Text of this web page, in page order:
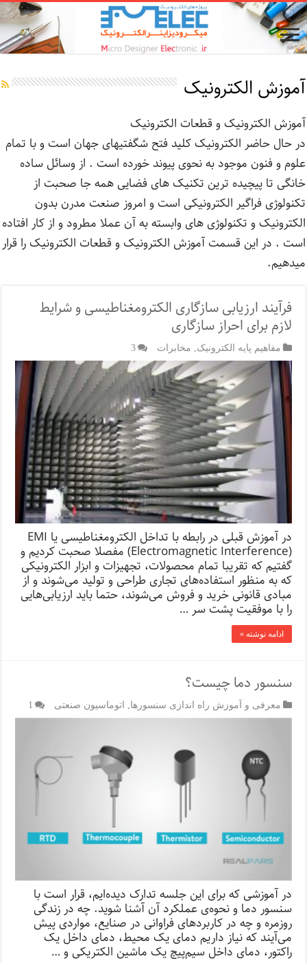
آموزش الکترونیک
آموزش الکترونیک و قطعات الکترونیک
در حال حاضر الکترونیک کلید فتح شگفتیهای جهان است و با تمام
علوم و فنون موجود به نحوی پیوند خورده است . از وسائل ساده
خانگی تا پیچیده ترین تکنیک های فضایی همه جا صحبت از
تکنولوژی فراگیر الکترونیکی است و امروز صنعت مدرن بدون
الکترونیک و تکنولوژی های وابسته به آن عملا مطرود و از کار افتاده
است . در این قسمت آموزش الکترونیک و قطعات الکترونیک را قرار
میدهیم.
فرآیند ارزیابی سازگاری الکترومغناطیسی و شرایط
لازم برای احراز سازگاری
مفاهیم پایه الکترونیک مخابرات 3
در آموزش قبلی در رابطه با تداخل الکترومغناطیسی یا EMI
(Electromagnetic Interference) مفصلا صحبت کردیم و
گفتیم که تقریبا تمام محصولات، تجهیزات و ابزار الکترونیکی
که به منظور استفاده‌های تجاری طراحی و تولید می‌شوند و از
مبادی قانونی خرید و فروش می‌شوند، حتما باید ارزیابی‌هایی
را با موفقیت پشت سر …
ادامه نوشته »
سنسور دما چیست؟
معرفی و آموزش راه اندازی سنسورها اتوماسیون صنعتی 1
در آموزشی که برای این جلسه تدارک دیده‌ایم، قرار است با
سنسور دما و نحوه‌ی عملکرد آن آشنا شوید. چه در زندگی
روزمره و چه در کاربردهای فراوانی در صنایع، مواردی پیش
می‌آیند که نیاز داریم دمای یک محیط، دمای داخل یک
راکتور، دمای داخل سیم‌پیچ یک ماشین الکتریکی و …